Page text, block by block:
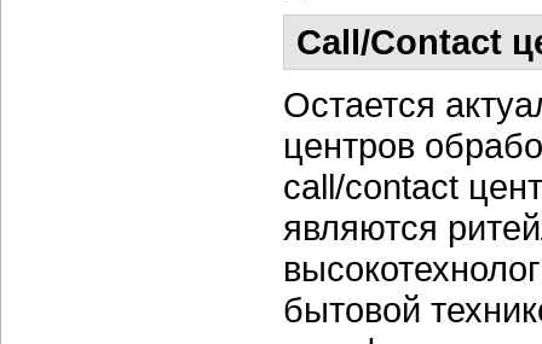
Call/Contact
Остается
центров
call/contact
являются
бытовой